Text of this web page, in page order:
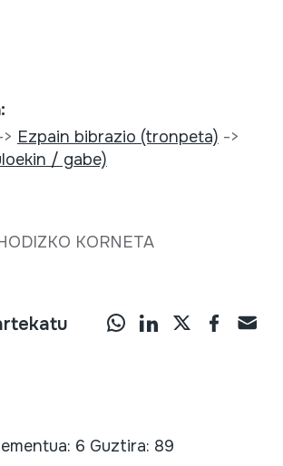
Ezpain bibrazio (tronpeta) ->
/ gabe)
KORNETA
6 Guztira: 89